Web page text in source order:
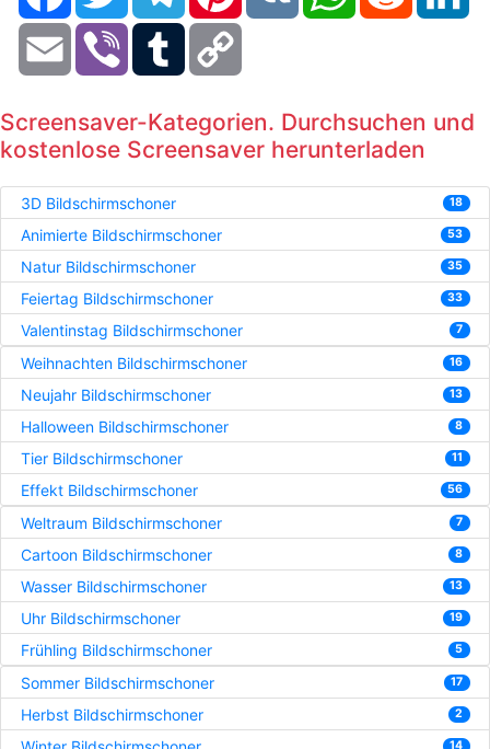
Email Viber Tumblr
Screensaver-Kategorien. Durchsuchen und
kostenlose Screensaver herunterladen
3D Bildschirmschoner 18
Animierte Bildschirmschoner 53
Natur Bildschirmschoner 35
Feiertag Bildschirmschoner 33
Valentinstag Bildschirmschoner 7
Weihnachten Bildschirmschoner 16
Neujahr Bildschirmschoner 13
Halloween Bildschirmschoner 8
Tier Bildschirmschoner 11
Effekt Bildschirmschoner 56
Weltraum Bildschirmschoner 7
Cartoon Bildschirmschoner 8
Wasser Bildschirmschoner 13
Uhr Bildschirmschoner 19
Frühling Bildschirmschoner 5
Sommer Bildschirmschoner 17
Herbst Bildschirmschoner 2
14